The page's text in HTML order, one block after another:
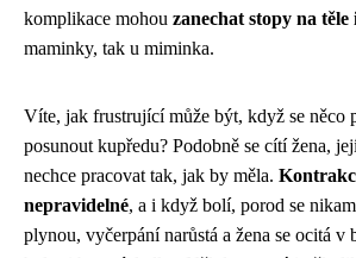
komplikace mohou zanechat stopy na těle
maminky, tak u miminka.
Víte, jak frustrující může být, když se něco
posunout kupředu? Podobně se cítí žena,
nechce pracovat tak, jak by měla.
nepravidelné, a i když bolí, porod se
plynou, vyčerpání narůstá a žena se ocitá v